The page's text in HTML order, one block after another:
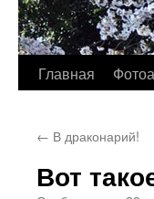
Перейти
содержимому
Главная
← В драконарий!
Вот